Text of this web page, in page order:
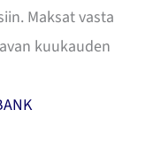
Maksat vasta
kuukauden